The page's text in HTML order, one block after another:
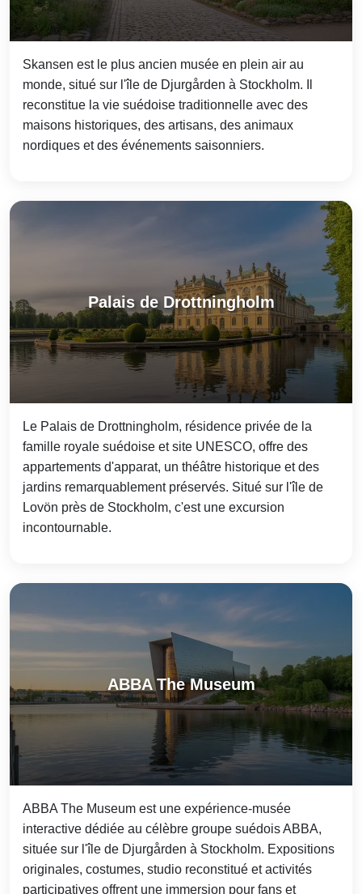
Skansen est le plus ancien musée en plein air au
monde, situé sur l'île de Djurgården à Stockholm. Il
reconstitue la vie suédoise traditionnelle avec des
maisons historiques, des artisans, des animaux
nordiques et des événements saisonniers.
Palais de Drottningholm
Le Palais de Drottningholm, résidence privée de la
famille royale suédoise et site UNESCO, offre des
appartements d'apparat, un théâtre historique et des
jardins remarquablement préservés. Situé sur l'île de
Lovön près de Stockholm, c'est une excursion
incontournable.
ABBA The Museum
ABBA The Museum est une expérience-musée
interactive dédiée au célèbre groupe suédois ABBA,
située sur l'île de Djurgården à Stockholm. Expositions
originales, costumes, studio reconstitué et activités
participatives offrent une immersion pour fans et